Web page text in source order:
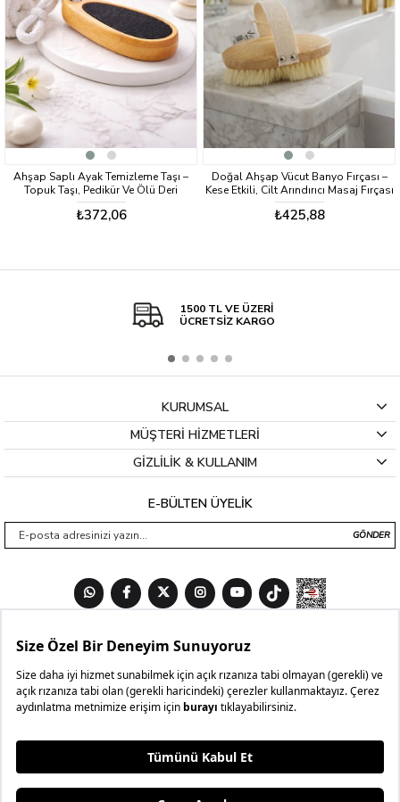
Ahşap Saplı Ayak Temizleme Taşı –
Topuk Taşı, Pedikür Ve Ölü Deri
Temizleyici VICHY-7053
₺372,06
Doğal Ahşap Vücut Banyo Fırçası –
Kese Etkili, Cilt Arındırıcı Masaj Fırçası
VICHY-7052
₺425,88
1500 TL VE ÜZERİ
ÜCRETSİZ KARGO
KURUMSAL
MÜŞTERİ HİZMETLERİ
GİZLİLİK & KULLANIM
E-BÜLTEN ÜYELİK
GÖNDER